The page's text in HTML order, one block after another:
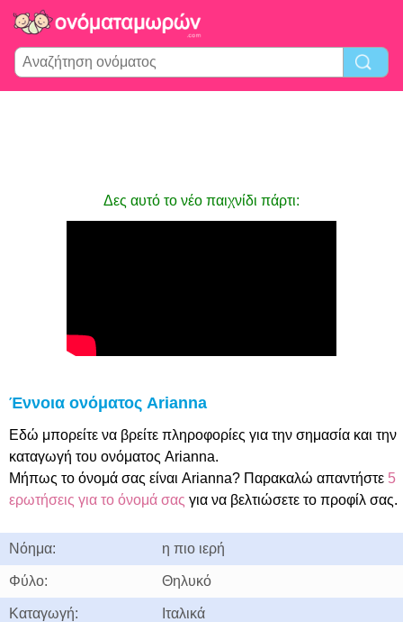
Δες αυτό το νέο παιχνίδι πάρτι:
Έννοια ονόματος Arianna
Εδώ μπορείτε να βρείτε πληροφορίες για την σημασία και την
καταγωγή του ονόματος Arianna.
Μήπως το όνομά σας είναι Arianna? Παρακαλώ απαντήστε 5
ερωτήσεις για το όνομά σας για να βελτιώσετε το προφίλ σας.
Νόημα: η πιο ιερή
Φύλο: Θηλυκό
Καταγωγή: Ιταλικά